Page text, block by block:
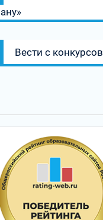
запись:
Вести с конкурсов